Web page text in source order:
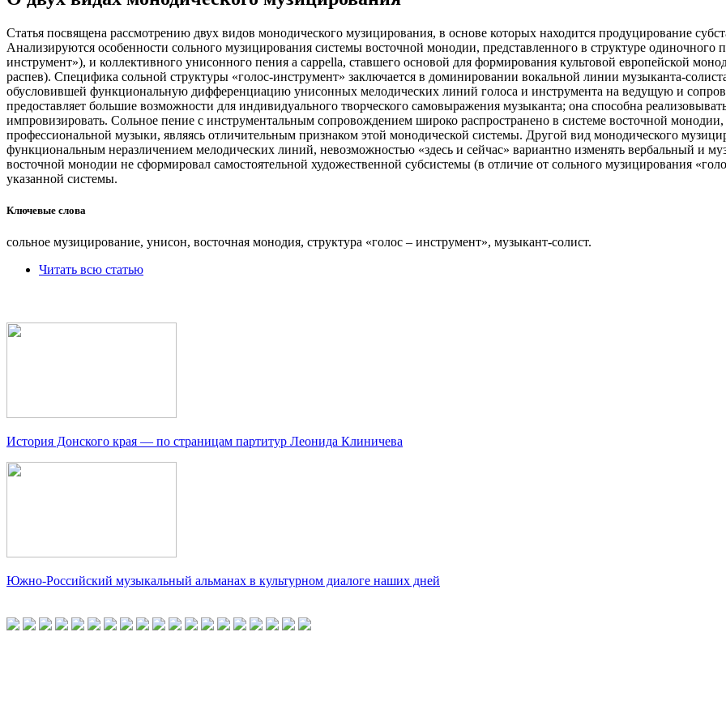
Статья посвящена рассмотрению двух видов монодического музицирования, в основе которых находится продуцирование
Анализируются особенности сольного музицирования системы восточной монодии, представленного в структуре
инструмент»), и коллективного унисонного пения a cappella, ставшего основой для формирования культовой европейской
распев). Специфика сольной структуры «голос-инструмент» заключается в доминировании вокальной линии музыканта-
обусловившей функциональную дифференциацию унисонных мелодических линий голоса и инструмента на ведущую и
предоставляет большие возможности для индивидуального творческого самовыражения музыканта; она способна
импровизировать. Сольное пение с инструментальным сопровождением широко распространено в системе восточной
профессиональной музыки, являясь отличительным признаком этой монодической системы. Другой вид монодического
функциональным неразличением мелодических линий, невозможностью «здесь и сейчас» вариантно изменять вербальный и
восточной монодии не сформировал самостоятельной художественной субсистемы (в отличие от сольного музицирования
указанной системы.
Ключевые слова
сольное музицирование, унисон, восточная монодия, структура «голос – инструмент», музыкант-солист.
Читать всю статью
История Донского края — по страницам партитур Леонида Клиничева
Южно-Российский музыкальный альманах в культурном диалоге наших дней